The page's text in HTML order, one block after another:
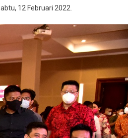
12 Februari 2022.